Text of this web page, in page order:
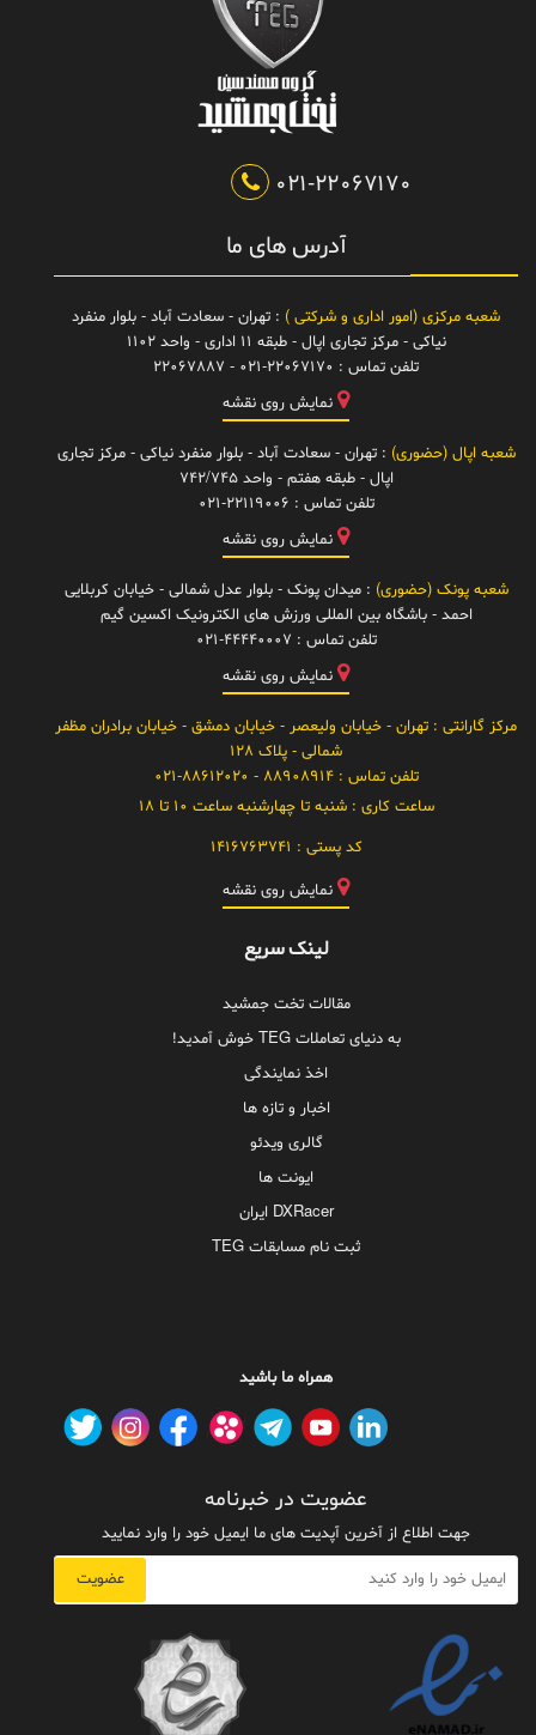
021-22067170
آدرس های ما
شعبه مرکزی (امور اداری و شرکتی ) : تهران - سعادت آباد - بلوار منفرد
نیاکی - مرکز تجاری اپال - طبقه 11 اداری - واحد 1102
تلفن تماس : 021-22067170 - 22067887
نمایش روی نقشه
شعبه اپال (حضوری) : تهران - سعادت آباد - بلوار منفرد نیاکی - مرکز تجاری
اپال - طبقه هفتم - واحد 742/745
تلفن تماس : 021-22119006
نمایش روی نقشه
شعبه پونک (حضوری) : میدان پونک - بلوار عدل شمالی - خیابان کربلایی
احمد - باشگاه بین المللی ورزش های الکترونیک اکسین گیم
تلفن تماس : 021-44440007
نمایش روی نقشه
مرکز گارانتی : تهران - خیابان ولیعصر - خیابان دمشق - خیابان برادران مظفر
شمالی - پلاک 128
تلفن تماس :88908914 - 021-88612020
ساعت کاری :شنبه تا چهارشنبه ساعت 10 تا 18
کد پستی : 1416763741
نمایش روی نقشه
لینک سریع
مقالات تخت جمشید
به دنیای تعاملات TEG خوش آمدید!
اخذ نمایندگی
اخبار و تازه ها
گالری ویدئو
ایونت ها
DXRacer ایران
ثبت نام مسابقات TEG
همراه ما باشید
عضویت در خبرنامه
جهت اطلاع از آخرین آپدیت های ما ایمیل خود را وارد نمایید
عضویت